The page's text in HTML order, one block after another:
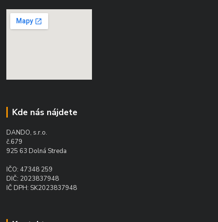
Kde nás nájdete
DANDO, s.r.o.
č.679
925 63 Dolná Streda
IČO: 47348 259
DIČ: 2023837948
IČ DPH: SK2023837948